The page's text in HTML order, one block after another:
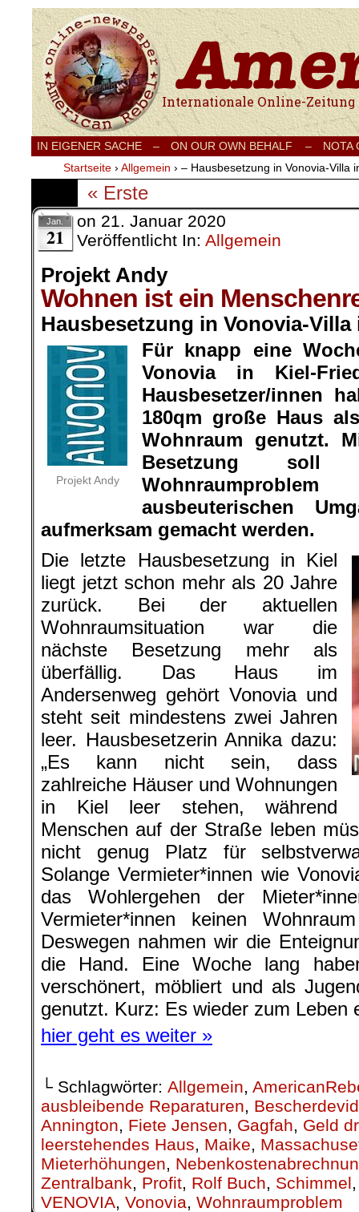
Internationale Onlinezeitung für Frieden,
IN EIGENER SACHE – ON OUR OWN BEHALF –
NOTA
Startseite › Allgemein › – Hausbesetzung in Vonovia-Villa
« Erste
Jan.
21
on 21. Januar 2020
Veröffentlicht In: Allgemein
Projekt Andy
Wohnen ist ein
Hausbesetzung in Vonovia-
Projekt Andy
Für knapp eine
Vonovia in Kiel-
Hausbesetzer/innen
180qm große Haus
Wohnraum genutzt.
Besetzung
ausbeuterischen
aufmerksam gemacht werden.
Die letzte Hausbesetzung in Kiel
liegt jetzt schon mehr als 20 Jahre
zurück. Bei der aktuellen
Wohnraumsituation war die
nächste Besetzung mehr als
überfällig. Das Haus im
Andersenweg gehört Vonovia und
steht seit mindestens zwei Jahren
leer. Hausbesetzerin Annika dazu:
„Es kann nicht sein, dass
zahlreiche Häuser und Wohnungen
in Kiel leer stehen, während
Menschen auf der Straße leben
nicht genug Platz für
Solange Vermieter*innen wie
das Wohlergehen der
Vermieter*innen keinen
Deswegen nahmen wir die
die Hand. Eine Woche lang
verschönert, möbliert und als
genutzt. Kurz: Es wieder zum Leben
hier geht es weiter »
└ Schlagwörter: Allgemein,
ausbleibende Reparaturen,
Annington, Fiete Jensen, Gagfah, Geld
leerstehendes Haus, Maike,
Mieterhöhungen,
Zentralbank, Profit, Rolf Buch, Schimmel
VENOVIA, Vonovia, Wohnraumproblem